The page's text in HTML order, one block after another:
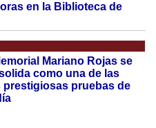
en la Biblioteca de
Mariano Rojas se
como una de las
prestigiosas pruebas de